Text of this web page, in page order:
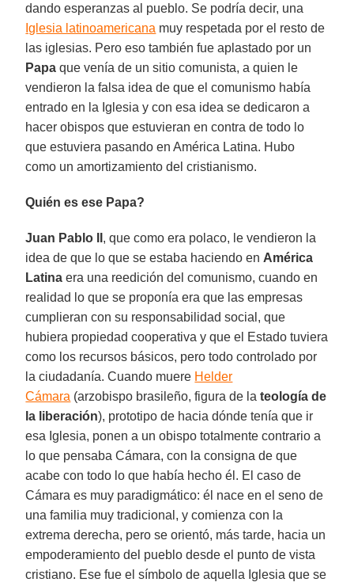
dando esperanzas al pueblo. Se podría decir, una
Iglesia latinoamericana muy respetada por el resto de
las iglesias. Pero eso también fue aplastado por un
Papa que venía de un sitio comunista, a quien le
vendieron la falsa idea de que el comunismo había
entrado en la Iglesia y con esa idea se dedicaron a
hacer obispos que estuvieran en contra de todo lo
que estuviera pasando en América Latina. Hubo
como un amortizamiento del cristianismo.
Quién es ese Papa?
Juan Pablo II , que como era polaco, le vendieron la
idea de que lo que se estaba haciendo en América
Latina era una reedición del comunismo, cuando en
realidad lo que se proponía era que las empresas
cumplieran con su responsabilidad social, que
hubiera propiedad cooperativa y que el Estado tuviera
como los recursos básicos, pero todo controlado por
la ciudadanía. Cuando muere Helder
Cámara (arzobispo brasileño, figura de lateología de
la liberación), prototipo de hacia dónde tenía que ir
esa Iglesia, ponen a un obispo totalmente contrario a
lo que pensaba Cámara, con la consigna de que
acabe con todo lo que había hecho él. El caso de
Cámara es muy paradigmático: él nace en el seno de
una familia muy tradicional, y comienza con la
extrema derecha, pero se orientó, más tarde, hacia un
empoderamiento del pueblo desde el punto de vista
cristiano. Ese fue el símbolo de aquella Iglesia que se